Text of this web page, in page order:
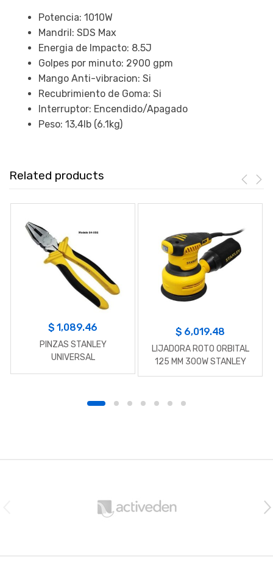
Potencia: 1010W
Mandril: SDS Max
Energia de Impacto: 8.5J
Golpes por minuto: 2900 gpm
Mango Anti-vibracion: Si
Recubrimiento de Goma: Si
Interruptor: Encendido/Apagado
Peso: 13,4lb (6.1kg)
Related products
$1,089.46
PINZAS STANLEY
UNIVERSAL
$ 6,019.48
LIJADORA ROTO ORBITAL
125 MM 300W STANLEY